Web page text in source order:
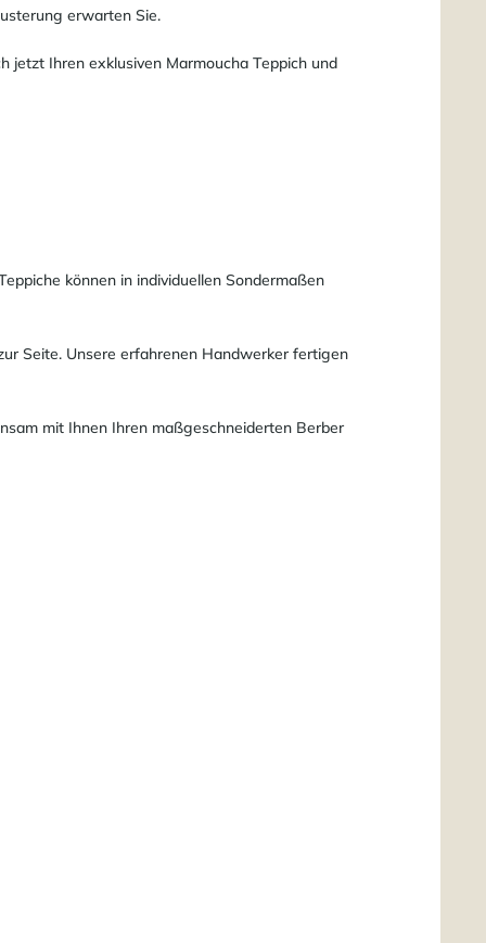
erwarten Sie.
jetzt Ihren exklusiven Marmoucha Teppich und
können in individuellen Sondermaßen
Seite. Unsere erfahrenen Handwerker fertigen
mit Ihnen Ihren maßgeschneiderten Berber